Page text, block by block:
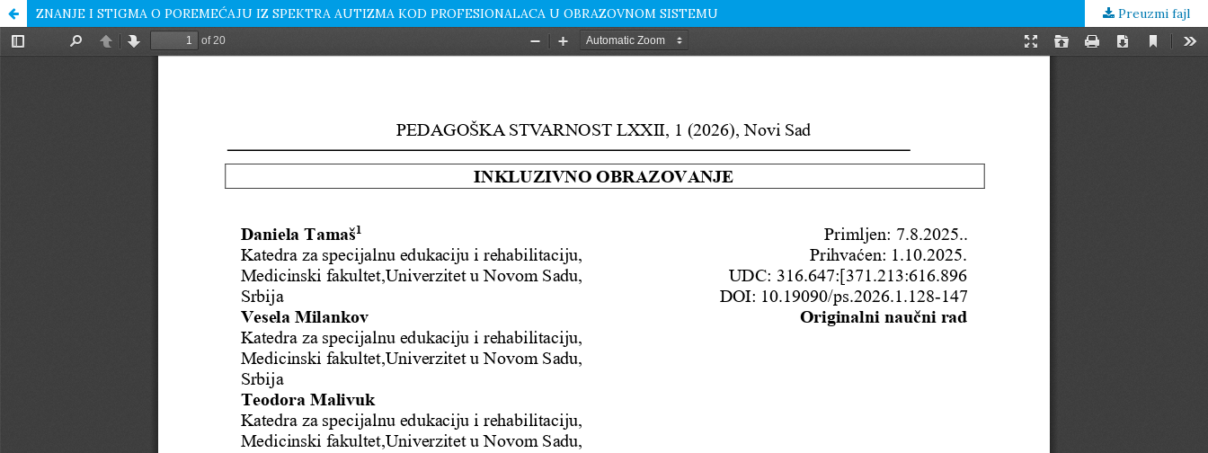
ZNANJE I STIGMA O POREMEĆAJU IZ SPEKTRA AUTIZMA KOD PROFESIONALACA U OBRAZOVNOM SISTEMU Preuzmi fajl